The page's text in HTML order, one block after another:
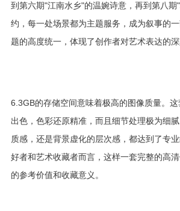
到第六期"江南水乡"的温婉诗意，再到第八
约，每一处场景都为主题服务，成为叙事的
题的高度统一，体现了创作者对艺术表达的深
6.3GB的存储空间意味着极高的图像质量。
出色，色彩还原精准，而且细节处理极为细
质感，还是背景虚化的层次感，都达到了专
好者和艺术收藏者而言，这样一套完整的高
的参考价值和收藏意义。